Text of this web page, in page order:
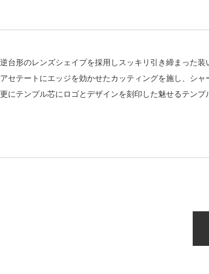
逆台形のレンズシェイプを採用しスッキリ引き締まった装
アセテートにエッジを効かせたカッティングを施し、シャ
更にテンプル芯にロゴとデザインを刻印した魅せるテンプ